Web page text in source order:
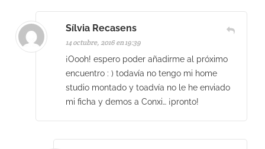
Sílvia Recasens
14 octubre, 2016 en 19:39
¡Oooh! espero poder añadirme al próximo
encuentro : ) todavía no tengo mi home
studio montado y toadvía no le he enviado
mi ficha y demos a Conxi… ¡pronto!